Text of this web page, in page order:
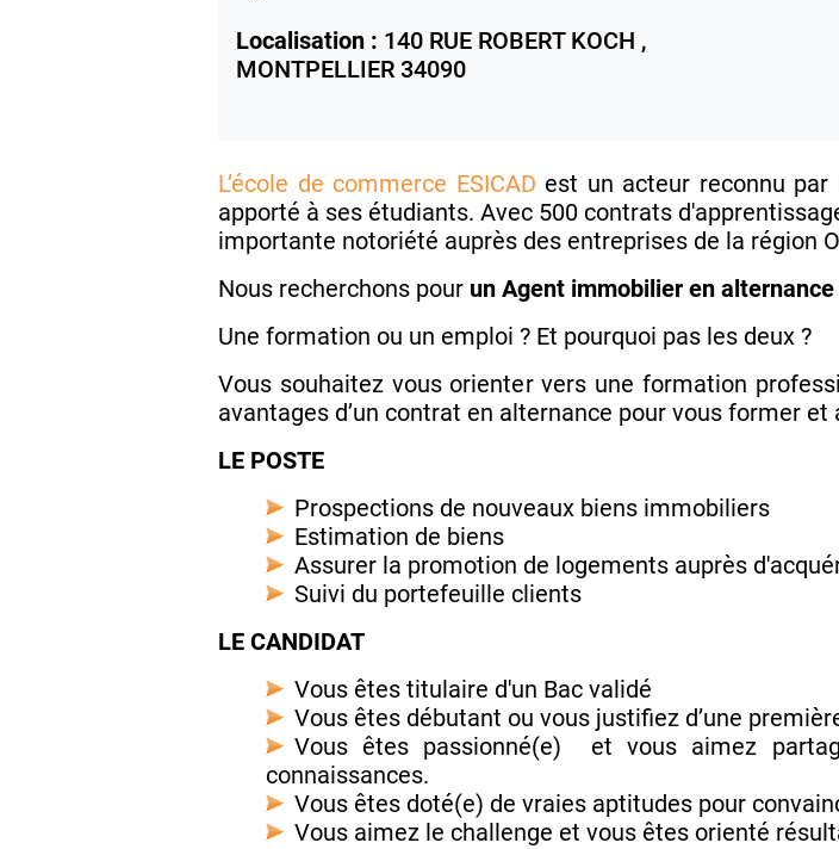
Localisation : 140 RUE ROBERT KOCH ,
MONTPELLIER 34090
L’école de commerce ESICAD est un acteur reconnu par
apporté à ses étudiants. Avec 500 contrats
importante notoriété auprès des entreprises de la région
Nous recherchons pour un Agent immobilier en
Une formation ou un emploi ? Et pourquoi pas les deux ?
Vous souhaitez vous orienter vers une formation
avantages d’un contrat en alternance pour vous former et
LE POSTE
Prospections de nouveaux biens immobiliers
Estimation de biens
Assurer la promotion de logements auprès
Suivi du portefeuille clients
LE CANDIDAT
Vous êtes titulaire d'un Bac validé
Vous êtes débutant ou vous justifiez d’une
Vous êtes passionné(e) et vous aimez
connaissances.
Vous êtes doté(e) de vraies aptitudes pour
Vous aimez le challenge et vous êtes orienté